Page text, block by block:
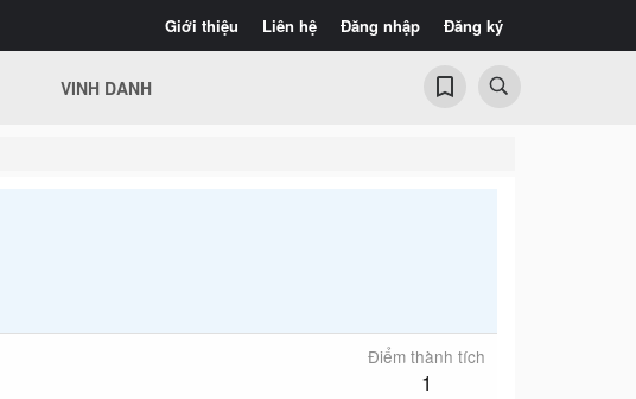
Giới thiệu Liên hệ Đăng nhập Đăng ký
VINH DANH
Điểm thành tích
1